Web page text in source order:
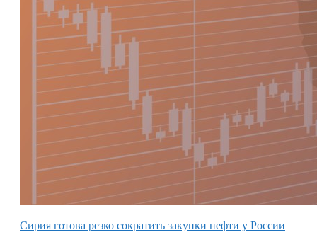
Сирия готова резко сократить закупки нефти у России